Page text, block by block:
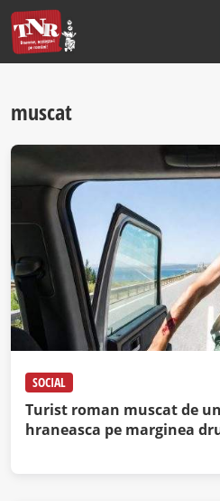
muscat
SOCIAL
Turist roman muscat de
hraneasca pe marginea